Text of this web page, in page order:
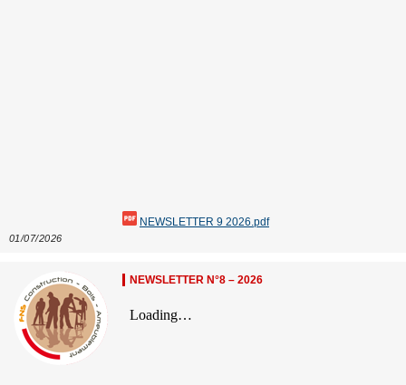
NEWSLETTER 9 2026.pdf
01/07/2026
NEWSLETTER N°8 – 2026